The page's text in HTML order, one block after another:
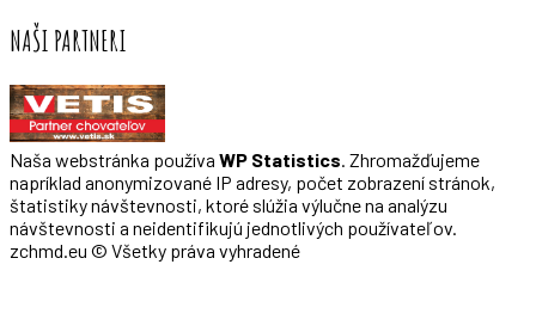
NAŠI PARTNERI
Naša webstránka používa WP Statistics. Zhromažďujeme
napríklad anonymizované IP adresy, počet zobrazení stránok,
štatistiky návštevnosti, ktoré slúžia výlučne na analýzu
návštevnosti a neidentifikujú jednotlivých používateľov.
zchmd.eu © Všetky práva vyhradené